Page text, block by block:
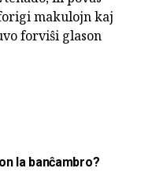
makulojn kaj
forviŝi glason
la banĉambro?